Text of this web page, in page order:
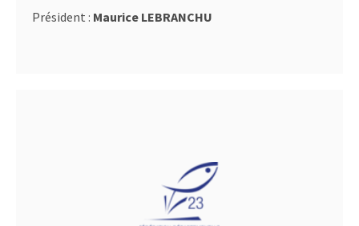
Président : Maurice LEBRANCHU